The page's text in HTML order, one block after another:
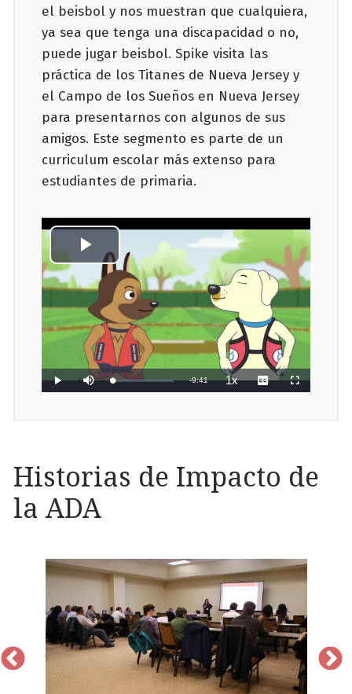
el beisbol y nos muestran que cualquiera,
ya sea que tenga una discapacidad o no,
puede jugar beisbol. Spike visita las
práctica de los Titanes de Nueva Jersey y
el Campo de los Sueños en Nueva Jersey
para presentarnos con algunos de sus
amigos. Este segmento es parte de un
curriculum escolar más extenso para
estudiantes de primaria.
Historias de Impacto de
la ADA